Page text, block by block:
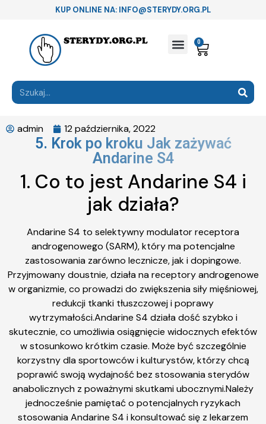
KUP ONLINE NA: INFO@STERYDY.ORG.PL
0
admin 12 października, 2022
5. Krok po kroku Jak zażywać
Andarine S4
1. Co to jest Andarine S4 i
jak działa?
Andarine S4 to selektywny modulator receptora
androgenowego (SARM), który ma potencjalne
zastosowania zarówno lecznicze, jak i dopingowe.
Przyjmowany doustnie, działa na receptory androgenowe
w organizmie, co prowadzi do zwiększenia siły mięśniowej,
redukcji tkanki tłuszczowej i poprawy
wytrzymałości.Andarine S4 działa dość szybko i
skutecznie, co umożliwia osiągnięcie widocznych efektów
w stosunkowo krótkim czasie. Może być szczególnie
korzystny dla sportowców i kulturystów, którzy chcą
poprawić swoją wydajność bez stosowania sterydów
anabolicznych z poważnymi skutkami ubocznymi.Należy
jednocześnie pamiętać o potencjalnych ryzykach
stosowania Andarine S4 i konsultować się z lekarzem